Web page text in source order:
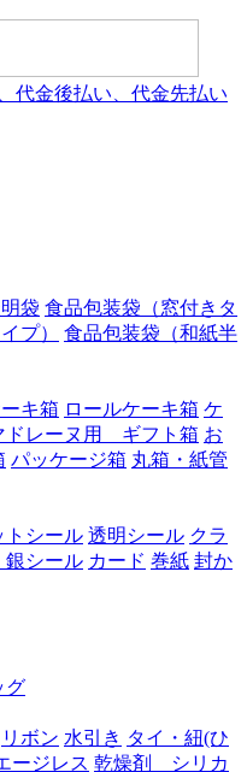
袋 食品包装袋（窓付きタ
プ）
食品包装袋（和紙半
キ箱 ロールケーキ箱 ケ
ドレーヌ用 ギフト箱 お
パッケージ箱 丸箱・紙管
トシール 透明シール クラ
銀シール カード 巻紙 封か
グ
リボン 水引き タイ・紐(ひ
ージレス 乾燥剤 シリカ